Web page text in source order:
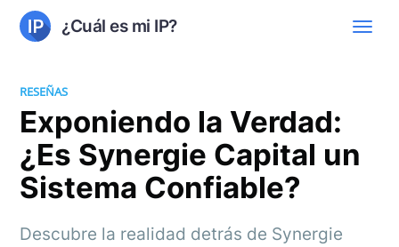
¿Cuál es mi IP?
RESEÑAS
Exponiendo la Verdad:
¿Es Synergie Capital un
Sistema Confiable?
Descubre la realidad detrás de Synergie